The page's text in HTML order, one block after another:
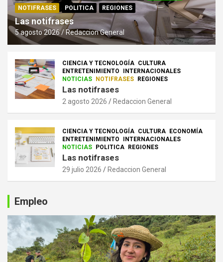
NOTIFRASES POLITICA REGIONES
Las notifrases
5 agosto 2026 Redaccion General
CIENCIA Y TECNOLOGÍA CULTURA
ENTRETENIMIENTO
INTERNACIONALES
NOTICIAS NOTIFRASES REGIONES
Las notifrases
2 agosto 2026 Redaccion General
CIENCIA Y TECNOLOGÍA CULTURA ECONOMÍA
ENTRETENIMIENTO
INTERNACIONALES
NOTICIAS POLITICA REGIONES
Las notifrases
29 julio 2026 Redaccion General
Empleo